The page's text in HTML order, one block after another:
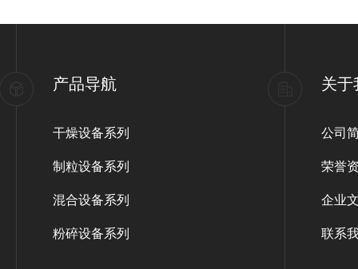
产品导航
干燥设备系列
制粒设备系列
混合设备系列
粉碎设备系列
关于
公司
荣誉
企业
联系